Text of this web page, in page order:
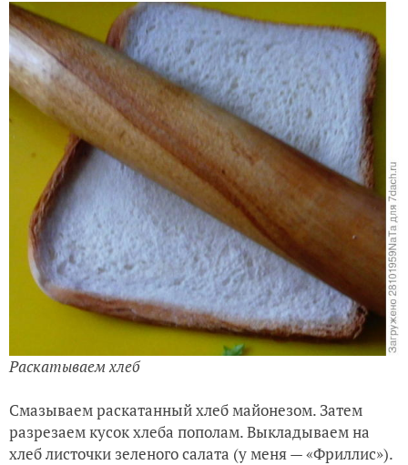
Раскатываем хлеб
Смазываем раскатанный хлеб майонезом. Затем
разрезаем кусок хлеба пополам. Выкладываем на
хлеб листочки зеленого салата (у меня — «Фриллис»).